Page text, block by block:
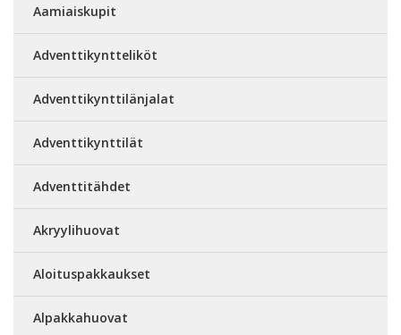
Aamiaiskupit
Adventtikyntteliköt
Adventtikynttilänjalat
Adventtikynttilät
Adventtitähdet
Akryylihuovat
Aloituspakkaukset
Alpakkahuovat